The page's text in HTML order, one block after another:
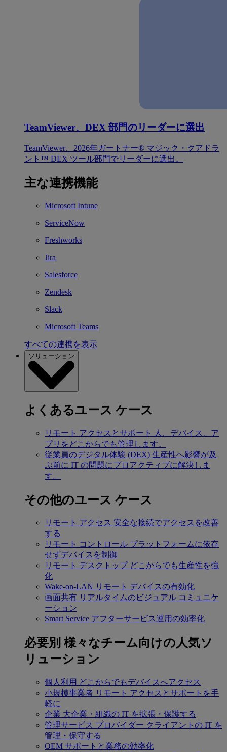
TeamViewer、DEX 部門のリーダーに選出
TeamViewer、2026年ガートナー® マジック・クアドラ
ント™ DEX ツール部門でリーダーに選出。
主な連携機能
Microsoft Intune
ServiceNow
Freshworks
Jira
Salesforce
Zendesk
Slack
Microsoft Teams
すべての連携を表示
ソリューション
よくあるユース ケース
リモート アクセスとサポート
人、デバイス、ア
プリをどこからでも管理します。
従業員のデジタル体験 (DEX) 生産性へ影響が及
ぶ前に IT の問題にプロアクティブに解決しま
す。
その他のユース ケース
リモート アクセス 安全な接続でアクセスを改善
する
リモート コントロール プラットフォームに依存
せずデバイスを制御
リモート デスクトップ どこからでも生産性を強
化
Wake-on-LAN リモート デバイスの有効化
画面共有 リアルタイムのビジュアル コミュニケ
ーション
Smart Service アフターサービス運用の効率化
必要別 様々なチーム向けの人気ソ
リューション
個人利用 どこからでもデバイスへアクセス
小規模事業者 リモート アクセスとサポートを手
軽に
企業 大企業・組織の IT を拡張・保護する
管理サービス プロバイダー クライアントの IT を
管理・保守する
OEM サポートと業務の効率化